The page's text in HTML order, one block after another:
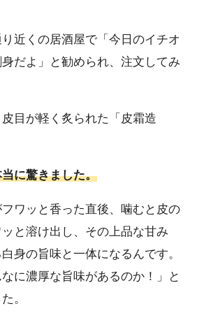
近くの居酒屋で「今日のイチオ
だよ」と勧められ、注文してみ
目が軽く炙られた「皮霜造
に驚きました。
ワッと香った直後、噛むと皮の
と溶け出し、その上品な甘み
身の旨味と一体になるんです。
なに濃厚な旨味があるのか！」と
。